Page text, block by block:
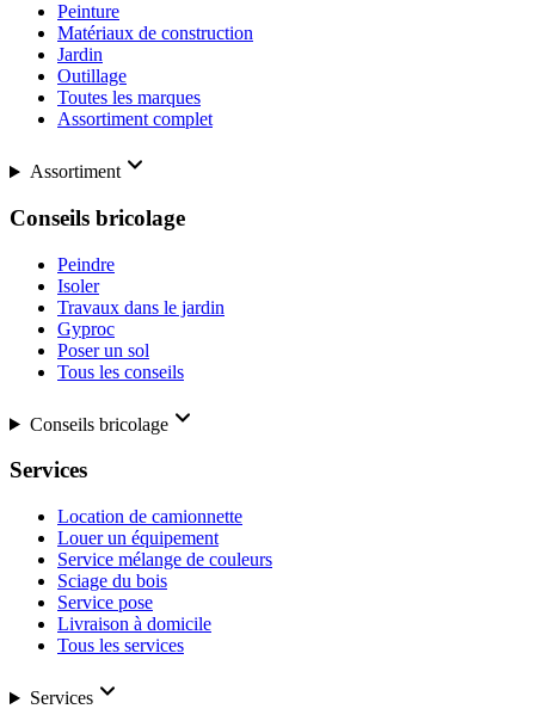
Peinture
Matériaux de construction
Jardin
Outillage
Toutes les marques
Assortiment complet
Assortiment
Conseils bricolage
Peindre
Isoler
Travaux dans le jardin
Gyproc
Poser un sol
Tous les conseils
Conseils bricolage
Services
Location de camionnette
Louer un équipement
Service mélange de couleurs
Sciage du bois
Service pose
Livraison à domicile
Tous les services
Services